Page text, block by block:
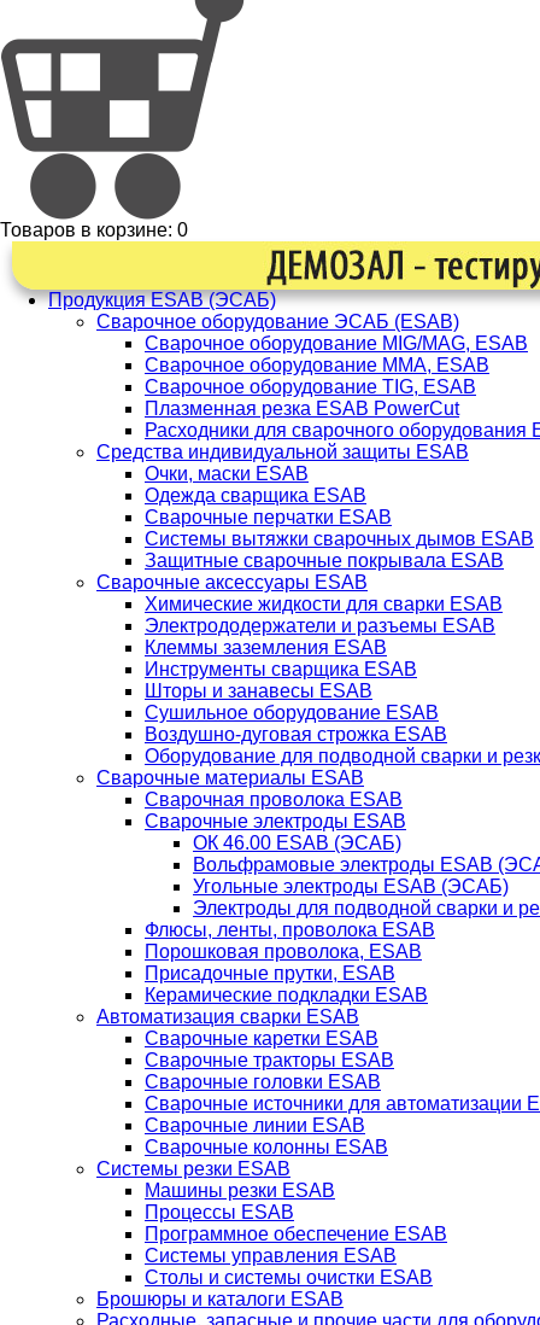
Товаров в корзине: 0
Продукция ESAB (ЭСАБ)
Сварочное оборудование ЭСАБ (ESAB)
Сварочное оборудование MIG/MAG, ESAB
Сварочное оборудование ММА, ESAB
Сварочное оборудование TIG, ESAB
Плазменная резка ESAB PowerCut
Расходники для сварочного оборудования
Средства индивидуальной защиты ESAB
Очки, маски ESAB
Одежда сварщика ESAB
Сварочные перчатки ESAB
Системы вытяжки сварочных дымов ESAB
Защитные сварочные покрывала ESAB
Сварочные аксессуары ESAB
Химические жидкости для сварки ESAB
Электрододержатели и разъемы ESAB
Клеммы заземления ESAB
Инструменты сварщика ESAB
Шторы и занавесы ESAB
Сушильное оборудование ESAB
Воздушно-дуговая строжка ESAB
Оборудование для подводной сварки и
Сварочные материалы ESAB
Сварочная проволока ESAB
Сварочные электроды ESAB
ОК 46.00 ESAB (ЭСАБ)
Вольфрамовые электроды ESAB
Угольные электроды ESAB (ЭСАБ)
Электроды для подводной сварки и
Флюсы, ленты, проволока ESAB
Порошковая проволока, ESAB
Присадочные прутки, ESAB
Керамические подкладки ESAB
Автоматизация сварки ESAB
Сварочные каретки ESAB
Сварочные тракторы ESAB
Сварочные головки ESAB
Сварочные источники для автоматизации
Сварочные линии ESAB
Сварочные колонны ESAB
Системы резки ESAB
Машины резки ESAB
Процессы ESAB
Программное обеспечение ESAB
Системы управления ESAB
Столы и системы очистки ESAB
Брошюры и каталоги ESAB
Расходные, запасные и прочие части для